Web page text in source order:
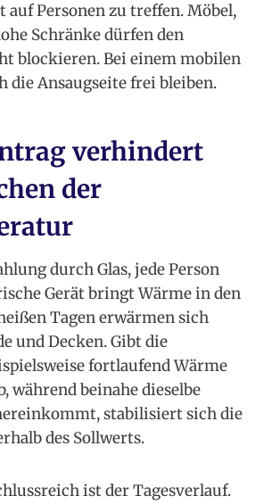
Personen zu treffen. Möbel,
Schränke dürfen den
blockieren. Bei einem mobilen
die Ansaugseite frei bleiben.
verhindert
der
durch Glas, jede Person
Gerät bringt Wärme in den
Tagen erwärmen sich
und Decken. Gibt die
fortlaufend Wärme
während beinahe dieselbe
stabilisiert sich die
des Sollwerts.
ist der Tagesverlauf.